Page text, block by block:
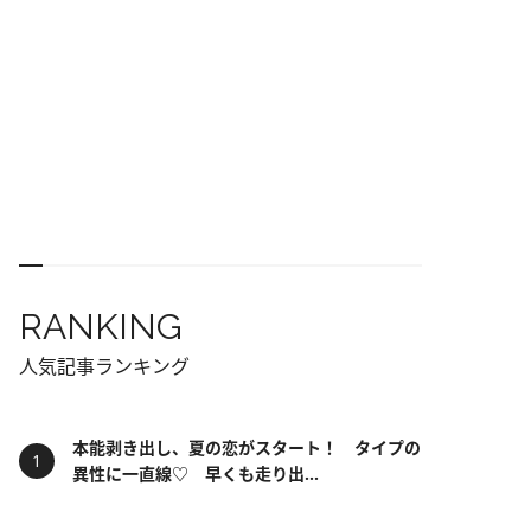
RANKING
人気記事ランキング
本能剥き出し、夏の恋がスタート！ タイプの
異性に一直線♡ 早くも走り出...